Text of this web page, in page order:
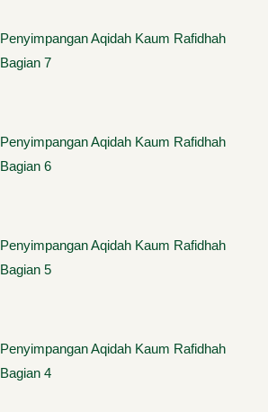
Penyimpangan Aqidah Kaum Rafidhah
Bagian 7
Penyimpangan Aqidah Kaum Rafidhah
Bagian 6
Penyimpangan Aqidah Kaum Rafidhah
Bagian 5
Penyimpangan Aqidah Kaum Rafidhah
Bagian 4